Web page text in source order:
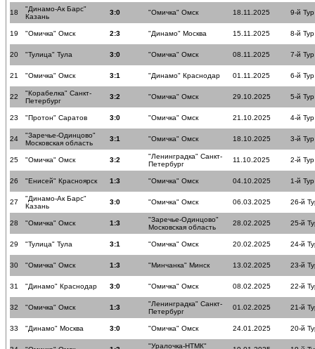
18
"Динамо-Ак Барс"
Казань
3:0 "Омичка" Омск 18.11.2025 9-й Тур
19 "Омичка" Омск 2:3 "Динамо" Москва 15.11.2025 8-й Тур
20 "Тулица" Тула 3:0 "Омичка" Омск 08.11.2025 7-й Тур
21 "Омичка" Омск 3:1 "Динамо" Краснодар 01.11.2025 6-й Тур
22
"Корабелка" Санкт-
Петербург
3:2 "Омичка" Омск 29.10.2025 5-й Тур
23 "Протон" Саратов 3:0 "Омичка" Омск 21.10.2025 4-й Тур
24
"Заречье-Одинцово"
Московская область
3:1 "Омичка" Омск 18.10.2025 3-й Тур
25 "Омичка" Омск 3:2
"Ленинградка" Санкт-
Петербург
11.10.2025 2-й Тур
26 "Енисей" Красноярск 1:3 "Омичка" Омск 04.10.2025 1-й Тур
27
"Динамо-Ак Барс"
Казань
3:0 "Омичка" Омск 06.03.2025 26-й
28 "Омичка" Омск 1:3
"Заречье-Одинцово"
Московская область
28.02.2025 25-й
29 "Тулица" Тула 3:1 "Омичка" Омск 20.02.2025 24-й
30 "Омичка" Омск 1:3 "Минчанка" Минск 13.02.2025 23-й
31 "Динамо" Краснодар 3:0 "Омичка" Омск 08.02.2025 22-й
32 "Омичка" Омск 1:3
"Ленинградка" Санкт-
Петербург
01.02.2025 21-й
33 "Динамо" Москва 3:0 "Омичка" Омск 24.01.2025 20-й
"Уралочка-НТМК"